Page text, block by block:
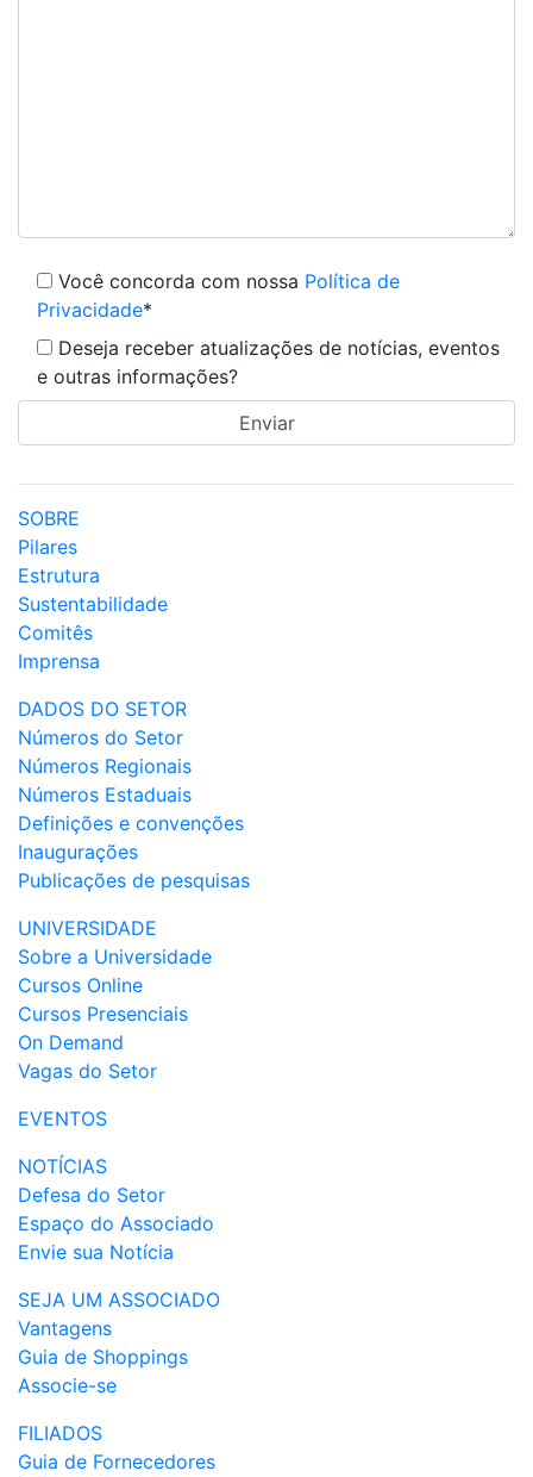
Você concorda com nossa Política de
Privacidade*
Deseja receber atualizações de notícias, eventos
e outras informações?
SOBRE
Pilares
Estrutura
Sustentabilidade
Comitês
Imprensa
DADOS DO SETOR
Números do Setor
Números Regionais
Números Estaduais
Definições e convenções
Inaugurações
Publicações de pesquisas
UNIVERSIDADE
Sobre a Universidade
Cursos Online
Cursos Presenciais
On Demand
Vagas do Setor
EVENTOS
NOTÍCIAS
Defesa do Setor
Espaço do Associado
Envie sua Notícia
SEJA UM ASSOCIADO
Vantagens
Guia de Shoppings
Associe-se
FILIADOS
Guia de Fornecedores